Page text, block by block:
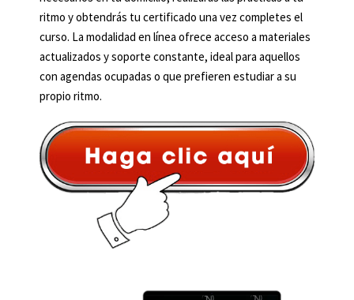
ritmo y obtendrás tu certificado una vez completes el
curso. La modalidad en línea ofrece acceso a materiales
actualizados y soporte constante, ideal para aquellos
con agendas ocupadas o que prefieren estudiar a su
propio ritmo.